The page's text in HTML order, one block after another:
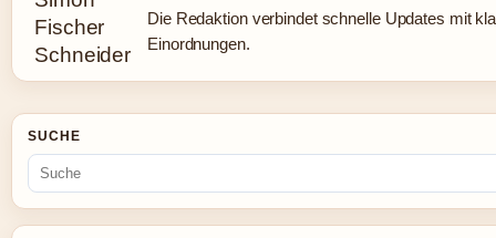
Die Redaktion verbindet schnelle Updates mit
Einordnungen.
SUCHE